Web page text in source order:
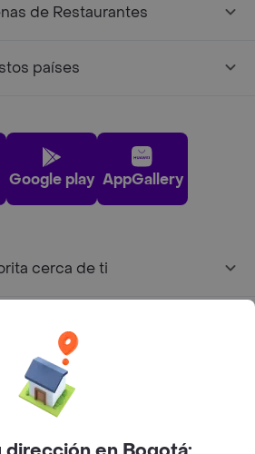
de Restaurantes
países
Google play AppGallery
cerca de ti